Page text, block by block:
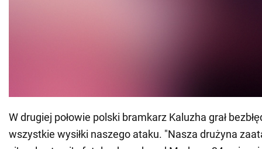
W drugiej połowie polski bramkarz Kaluzha grał
wszystkie wysiłki naszego ataku. "Nasza drużyna